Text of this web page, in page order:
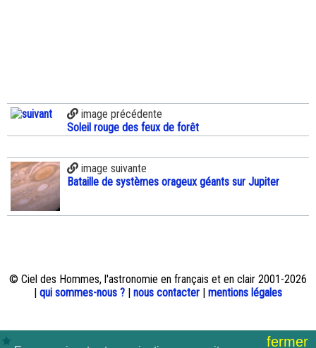
image précédente
Soleil rouge des feux de forêt
image suivante
Bataille de systèmes orageux géants sur Jupiter
© Ciel des Hommes, l'astronomie en français et en clair 2001-2026
| qui sommes-nous ? | nous contacter | mentions légales
fermer